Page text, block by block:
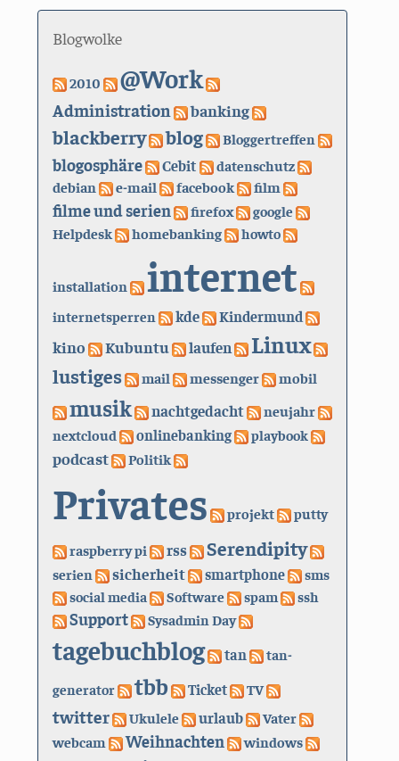
Blogwolke
2010 @Work
Administration banking
blackberry blog Bloggertreffen
blogosphäre Cebit datenschutz
debian e-mail facebook film
filme und serien firefox
google
Helpdesk
homebanking howto
installation internet
internetsperren kde Kindermund
kino Kubuntu laufen Linux
lustiges mail messenger mobil
musik nachtgedacht neujahr
nextcloud onlinebanking playbook
podcast Politik
Privates projekt putty
raspberry pi rss Serendipity
serien sicherheit smartphone
sms
social media
Software spam ssh
Support Sysadmin Day
tagebuchblog tan
tan-
generator
tbb Ticket TV
twitter Ukulele urlaub
Vater
webcam
Weihnachten windows